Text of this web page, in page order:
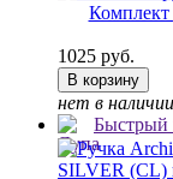
Комплект
1025 руб.
В корзину
нет в наличии
Быстрый